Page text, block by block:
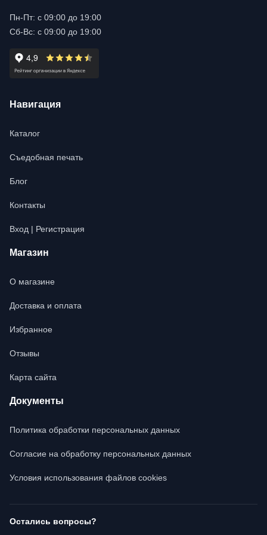
Пн-Пт: с 09:00 до 19:00
Сб-Вс: с 09:00 до 19:00
Навигация
Каталог
Съедобная печать
Блог
Контакты
Вход | Регистрация
Магазин
О магазине
Доставка и оплата
Избранное
Отзывы
Карта сайта
Документы
Политика обработки персональных данных
Согласие на обработку персональных данных
Условия использования файлов cookies
Остались вопросы?